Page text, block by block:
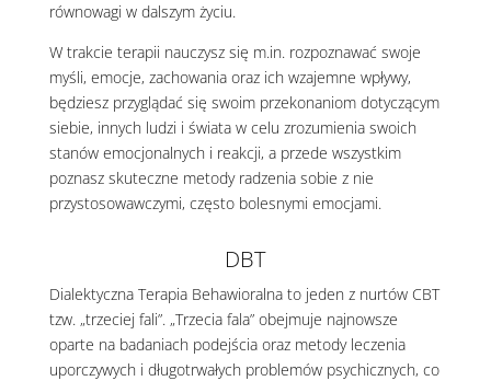
równowagi w dalszym życiu.
W trakcie terapii nauczysz się m.in. rozpoznawać swoje
myśli, emocje, zachowania oraz ich wzajemne wpływy,
będziesz przyglądać się swoim przekonaniom dotyczącym
siebie, innych ludzi i świata w celu zrozumienia swoich
stanów emocjonalnych i reakcji, a przede wszystkim
poznasz skuteczne metody radzenia sobie z nie
przystosowawczymi, często bolesnymi emocjami.
DBT
Dialektyczna Terapia Behawioralna to jeden z nurtów CBT
tzw. „trzeciej fali”. „Trzecia fala” obejmuje najnowsze
oparte na badaniach podejścia oraz metody leczenia
uporczywych i długotrwałych problemów psychicznych, co